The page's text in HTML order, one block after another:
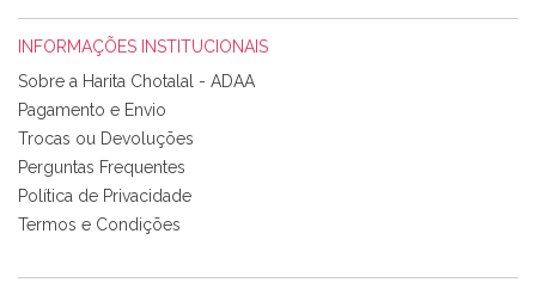
Tudo chegou em condições, pois os produtos vieram muito
bem acondicionados. Estou plenamente satisfeita com os
produtos adquiridos. Relativamente à bolsa, tem um tecido
com um padrão e cores muito bonitas e a execução está
perfeitíssima. Futuramente penso voltar a comprar na vossa
loja, têm excelentes artigos a um preço muito justo. A
INFORMAÇÕES INSTITUCIONAIS
Sobre a Harita Chotalal - ADAA
Pagamento e Envio
Trocas ou Devoluções
Perguntas Frequentes
Política de Privacidade
Termos e Condições